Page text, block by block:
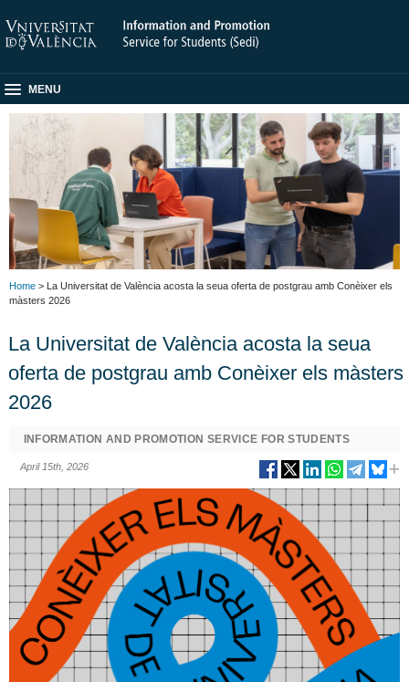
MENU
Home > La Universitat de València acosta la seua oferta de postgrau amb Conèixer els
màsters 2026
La Universitat de València acosta la seua
oferta de postgrau amb Conèixer els màsters
2026
INFORMATION AND PROMOTION SERVICE FOR STUDENTS
April 15th, 2026